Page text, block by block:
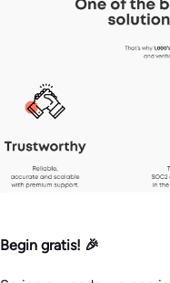
Begin gratis! 🎉